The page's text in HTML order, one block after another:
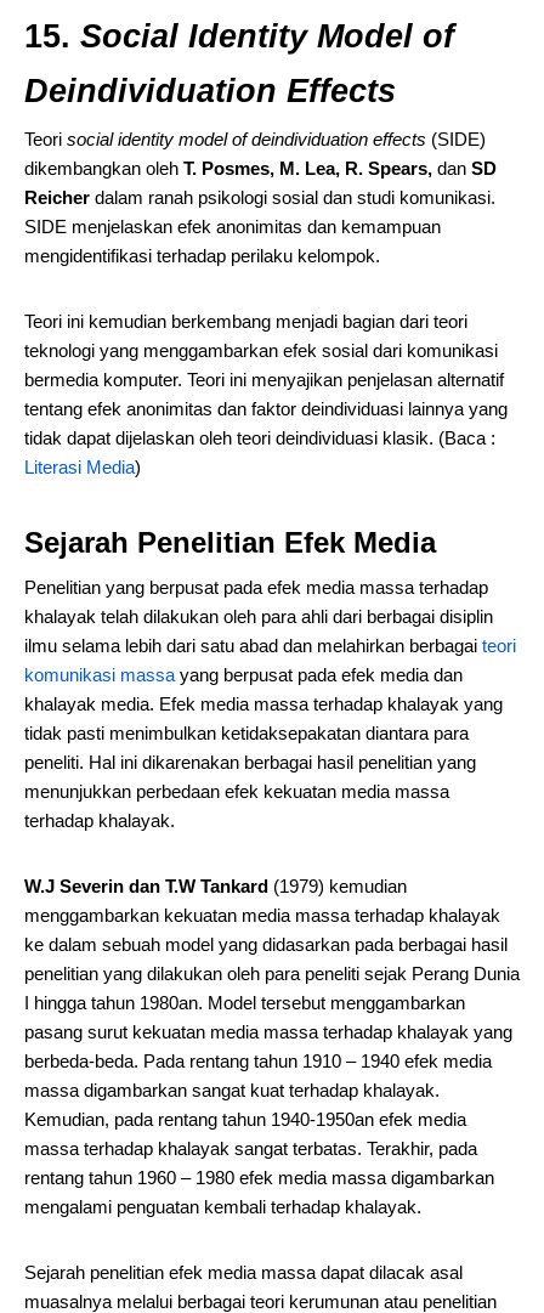
15. Social Identity Model of
Deindividuation Effects
Teori social identity model of deindividuation effects (SIDE)
dikembangkan oleh T. Posmes, M. Lea, R. Spears, dan SD
Reicher dalam ranah psikologi sosial dan studi komunikasi.
SIDE menjelaskan efek anonimitas dan kemampuan
mengidentifikasi terhadap perilaku kelompok.
Teori ini kemudian berkembang menjadi bagian dari teori
teknologi yang menggambarkan efek sosial dari komunikasi
bermedia komputer. Teori ini menyajikan penjelasan alternatif
tentang efek anonimitas dan faktor deindividuasi lainnya yang
tidak dapat dijelaskan oleh teori deindividuasi klasik. (Baca :
Literasi Media)
Sejarah Penelitian Efek Media
Penelitian yang berpusat pada efek media massa terhadap
khalayak telah dilakukan oleh para ahli dari berbagai disiplin
ilmu selama lebih dari satu abad dan melahirkan berbagai teori
komunikasi massa yang berpusat pada efek media dan
khalayak media. Efek media massa terhadap khalayak yang
tidak pasti menimbulkan ketidaksepakatan diantara para
peneliti. Hal ini dikarenakan berbagai hasil penelitian yang
menunjukkan perbedaan efek kekuatan media massa
terhadap khalayak.
W.J Severin dan T.W Tankard (1979) kemudian
menggambarkan kekuatan media massa terhadap khalayak
ke dalam sebuah model yang didasarkan pada berbagai hasil
penelitian yang dilakukan oleh para peneliti sejak Perang Dunia
I hingga tahun 1980an. Model tersebut menggambarkan
pasang surut kekuatan media massa terhadap khalayak yang
berbeda-beda. Pada rentang tahun 1910 – 1940 efek media
massa digambarkan sangat kuat terhadap khalayak.
Kemudian, pada rentang tahun 1940-1950an efek media
massa terhadap khalayak sangat terbatas. Terakhir, pada
rentang tahun 1960 – 1980 efek media massa digambarkan
mengalami penguatan kembali terhadap khalayak.
Sejarah penelitian efek media massa dapat dilacak asal
muasalnya melalui berbagai teori kerumunan atau penelitian